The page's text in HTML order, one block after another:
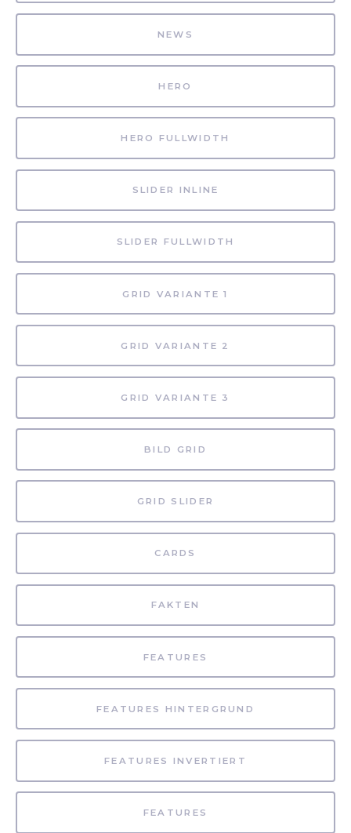
NEWS
HERO
HERO FULLWIDTH
SLIDER INLINE
SLIDER FULLWIDTH
GRID VARIANTE 1
GRID VARIANTE 2
GRID VARIANTE 3
BILD GRID
GRID SLIDER
CARDS
FAKTEN
FEATURES
FEATURES HINTERGRUND
FEATURES INVERTIERT
FEATURES